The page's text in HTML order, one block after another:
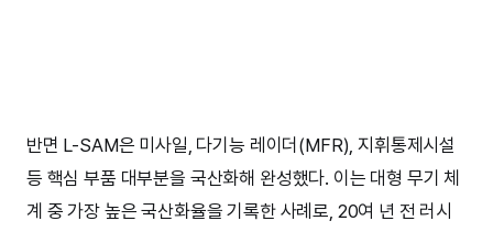
반면 L-SAM은 미사일, 다기능 레이더(MFR), 지휘통제시설
등 핵심 부품 대부분을 국산화해 완성했다. 이는 대형 무기 체
계 중 가장 높은 국산화율을 기록한 사례로, 20여 년 전 러시